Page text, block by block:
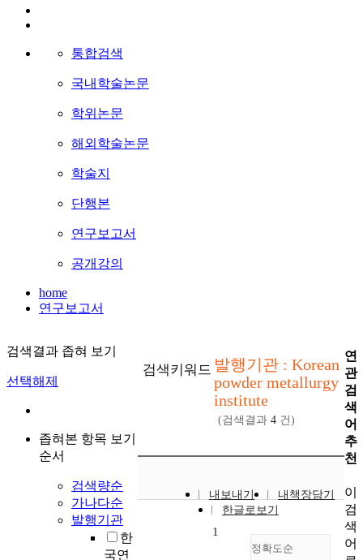
통합검색
국내학술논문
학위논문
해외학술논문
학술지
단행본
연구보고서
공개강의
home
연구보고서
검색결과 좁혀 보기
선택해제
좁혀본 항목 보기
순서
검색량순
가나다순
발행기관
한
국연
검색키워드 발행기관 : Korean
powder metallurgy
institute
(검색결과 4 건)
내보내기
내책장담기
한글로보기
정확도순
1
연
관
검
색
어
추
천
이
검
색
어